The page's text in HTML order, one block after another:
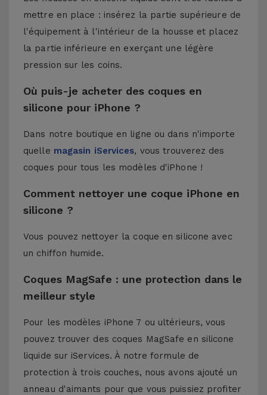
mettre en place : insérez la partie supérieure de
l'équipement à l'intérieur de la housse et placez
la partie inférieure en exerçant une légère
pression sur les coins.
Où puis-je acheter des coques en
silicone pour iPhone ?
Dans notre boutique en ligne ou dans n'importe
quelle magasin iServices, vous trouverez des
coques pour tous les modèles d'iPhone !
Comment nettoyer une coque iPhone en
silicone ?
Vous pouvez nettoyer la coque en silicone avec
un chiffon humide.
Coques MagSafe : une protection dans le
meilleur style
Pour les modèles iPhone 7 ou ultérieurs, vous
pouvez trouver des coques MagSafe en silicone
liquide sur iServices. À notre formule de
protection à trois couches, nous avons ajouté un
anneau d'aimants pour que vous puissiez profiter